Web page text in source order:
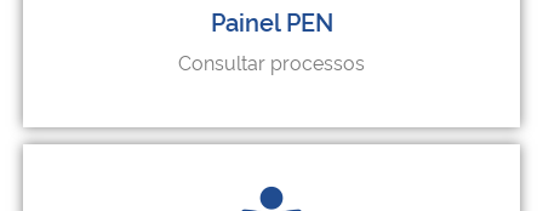
Painel PEN
Consultar processos